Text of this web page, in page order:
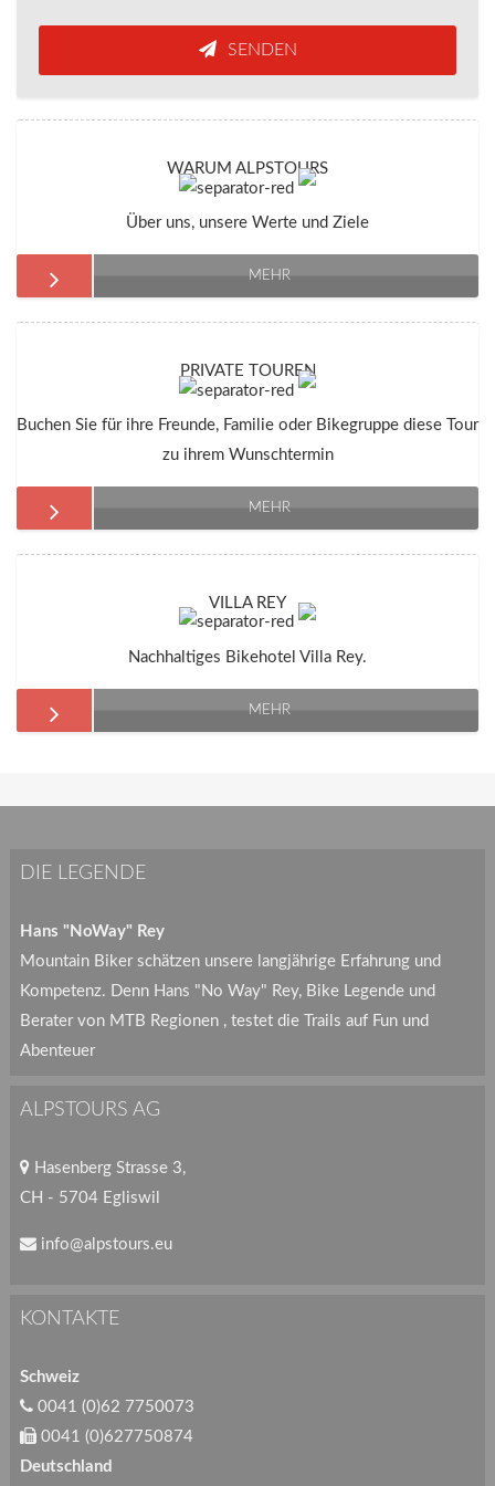
SENDEN
WARUM ALPSTOURS
Über uns, unsere Werte und Ziele
MEHR
PRIVATE TOUREN
Buchen Sie für ihre Freunde, Familie oder Bikegruppe diese Tour
zu ihrem Wunschtermin
MEHR
VILLA REY
Nachhaltiges Bikehotel Villa Rey.
MEHR
DIE LEGENDE
Hans "NoWay" Rey
Mountain Biker schätzen unsere langjährige Erfahrung und
Kompetenz. Denn Hans "No Way" Rey, Bike Legende und
Berater von MTB Regionen , testet die Trails auf Fun und
Abenteuer
ALPSTOURS AG
Hasenberg Strasse 3,
CH - 5704 Egliswil
info@alpstours.eu
KONTAKTE
Schweiz
0041 (0)62 7750073
0041 (0)627750874
Deutschland